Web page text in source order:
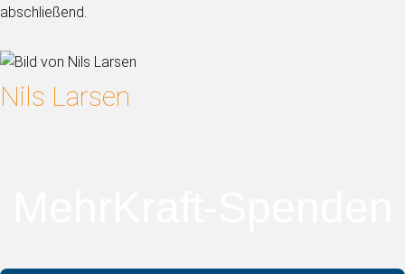
abschließend.
Nils Larsen